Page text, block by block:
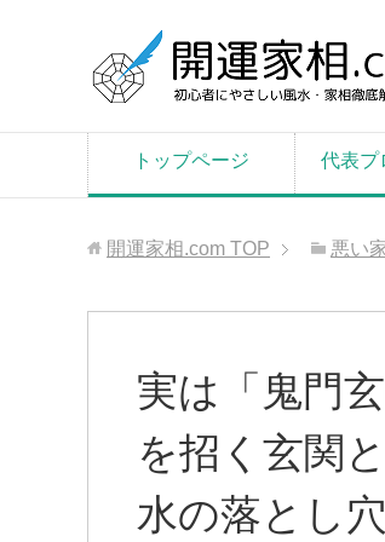
トップページ 代表プ
開運家相.com TOP 悪い
実は「鬼門
を招く玄関
水の落とし穴